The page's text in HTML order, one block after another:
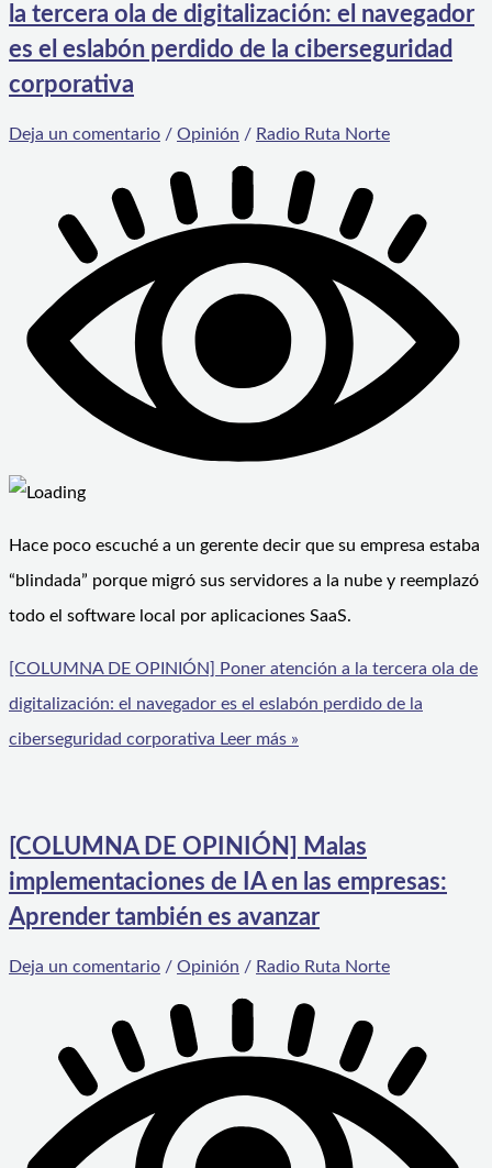
la tercera ola de digitalización: el navegador
es el eslabón perdido de la ciberseguridad
corporativa
Deja un comentario / Opinión / Radio Ruta Norte
Hace poco escuché a un gerente decir que su empresa estaba
“blindada” porque migró sus servidores a la nube y reemplazó
todo el software local por aplicaciones SaaS.
[COLUMNA DE OPINIÓN] Poner atención a la tercera ola de
digitalización: el navegador es el eslabón perdido de la
ciberseguridad corporativa Leer más »
[COLUMNA DE OPINIÓN] Malas
implementaciones de IA en las empresas:
Aprender también es avanzar
Deja un comentario / Opinión / Radio Ruta Norte